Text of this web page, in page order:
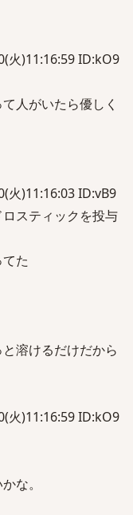
火)11:16:59 ID:kO9
人がいたら優しく
火)11:16:03 ID:vB9
スティックを投与
た
溶けるだけだから
火)11:16:59 ID:kO9
な。